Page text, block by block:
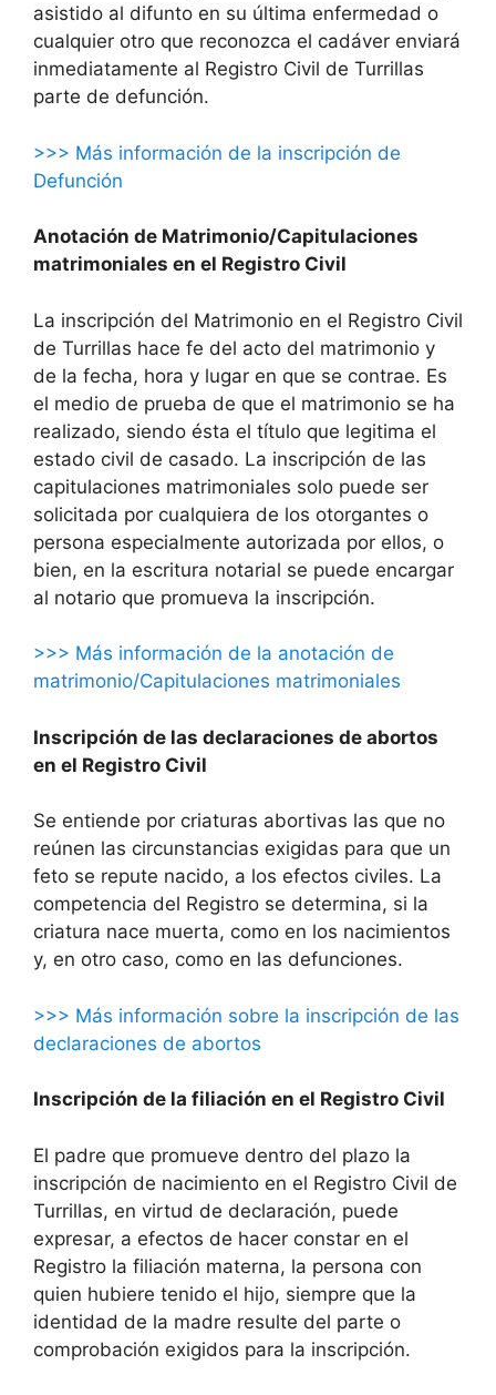
asistido al difunto en su última enfermedad o
cualquier otro que reconozca el cadáver enviará
inmediatamente al Registro Civil de Turrillas
parte de defunción.
>>> Más información de la inscripción de
Defunción
Anotación de Matrimonio/Capitulaciones
matrimoniales en el Registro Civil
La inscripción del Matrimonio en el Registro Civil
de Turrillas hace fe del acto del matrimonio y
de la fecha, hora y lugar en que se contrae. Es
el medio de prueba de que el matrimonio se ha
realizado, siendo ésta el título que legitima el
estado civil de casado. La inscripción de las
capitulaciones matrimoniales solo puede ser
solicitada por cualquiera de los otorgantes o
persona especialmente autorizada por ellos, o
bien, en la escritura notarial se puede encargar
al notario que promueva la inscripción.
>>> Más información de la anotación de
matrimonio/Capitulaciones matrimoniales
Inscripción de las declaraciones de abortos
en el Registro Civil
Se entiende por criaturas abortivas las que no
reúnen las circunstancias exigidas para que un
feto se repute nacido, a los efectos civiles. La
competencia del Registro se determina, si la
criatura nace muerta, como en los nacimientos
y, en otro caso, como en las defunciones.
>>> Más información sobre la inscripción de las
declaraciones de abortos
Inscripción de la filiación en el Registro Civil
El padre que promueve dentro del plazo la
inscripción de nacimiento en el Registro Civil de
Turrillas, en virtud de declaración, puede
expresar, a efectos de hacer constar en el
Registro la filiación materna, la persona con
quien hubiere tenido el hijo, siempre que la
identidad de la madre resulte del parte o
comprobación exigidos para la inscripción.